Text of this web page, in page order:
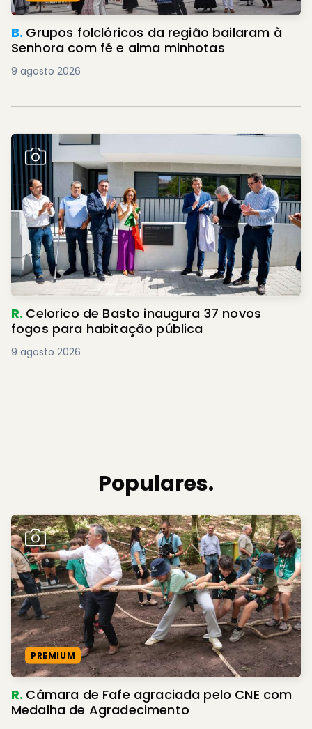
B. Grupos folclóricos da região bailaram à
Senhora com fé e alma minhotas
9 agosto 2026
R. Celorico de Basto inaugura 37 novos
fogos para habitação pública
9 agosto 2026
Populares.
PREMIUM
R. Câmara de Fafe agraciada pelo CNE com
Medalha de Agradecimento